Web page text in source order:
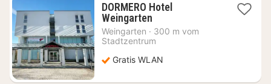
DORMERO Hotel
Weingarten1
Nacht
ab
€
Weingarten · 300 m vom
Stadtzentrum
Gratis WLAN